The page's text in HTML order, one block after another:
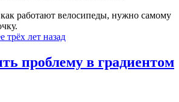
работают велосипеды, нужно самому
трёх лет назад
проблему в градиентом